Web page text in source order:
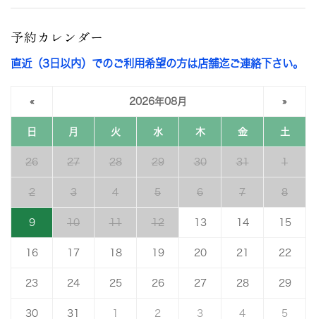
予約カレンダー
直近（3日以内）でのご利用希望の方は店舗迄ご連絡下さい。
« 2026年08月 »
日 月 火 水 木 金 土
26 27 28 29 30 31 1
2 3 4 5 6 7 8
9 10 11 12 13 14 15
16 17 18 19 20 21 22
23 24 25 26 27 28 29
30 31 2 3 4 5